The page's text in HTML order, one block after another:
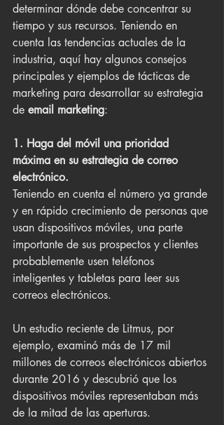
determinar dónde debe concentrar su
tiempo y sus recursos. Teniendo en
cuenta las tendencias actuales de la
industria, aquí hay algunos consejos
principales y ejemplos de tácticas de
marketing para desarrollar su estrategia
de email marketing:
1. Haga del móvil una prioridad
máxima en su estrategia de correo
electrónico.
Teniendo en cuenta el número ya grande
y en rápido crecimiento de personas que
usan dispositivos móviles, una parte
importante de sus prospectos y clientes
probablemente usen teléfonos
inteligentes y tabletas para leer sus
correos electrónicos.
Un estudio reciente de Litmus, por
ejemplo, examinó más de 17 mil
millones de correos electrónicos abiertos
durante 2016 y descubrió que los
dispositivos móviles representaban más
de la mitad de las aperturas.